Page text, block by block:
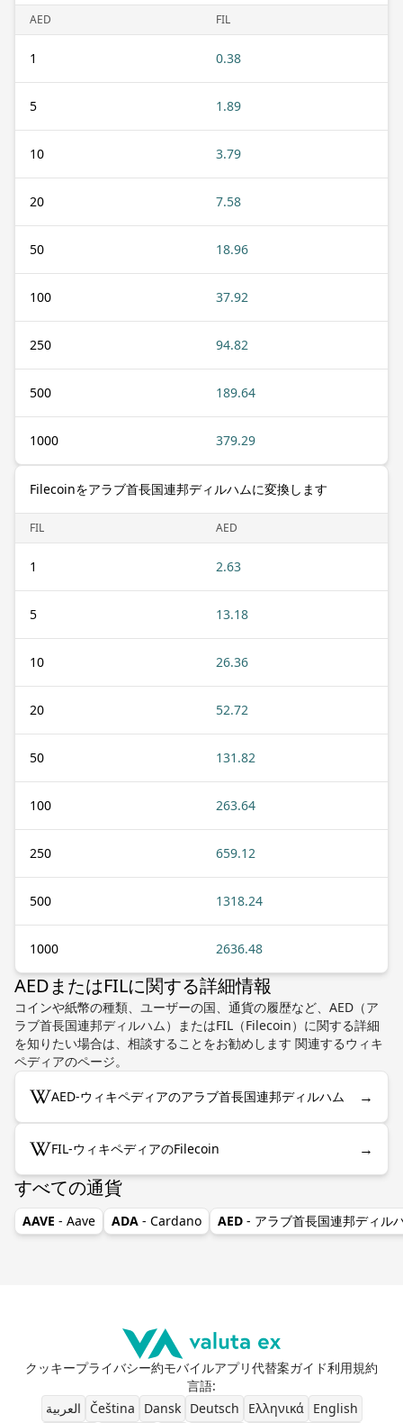
AED FIL
1 0.38
5 1.89
10 3.79
20 7.58
50 18.96
100 37.92
250 94.82
500 189.64
1000 379.29
Filecoinをアラブ首長国連邦ディルハムに変換します
FIL AED
1 2.63
5 13.18
10 26.36
20 52.72
50 131.82
100 263.64
250 659.12
500 1318.24
1000 2636.48
AEDまたはFILに関する詳細情報
コインや紙幣の種類、ユーザーの国、通貨の履歴など、AED（ア
ラブ首長国連邦ディルハム）またはFIL（Filecoin）に関する詳細
を知りたい場合は、相談することをお勧めします 関連するウィキ
ペディアのページ。
AED-ウィキペディアのアラブ首長国連邦ディルハム →
FIL-ウィキペディアのFilecoin →
すべての通貨
AAVE - Aave ADA - Cardano AED - アラブ首長国連邦ディル
クッキープライバシー約モバイルアプリ代替案ガイド利用規約
言語:
العربية
Čeština Dansk Deutsch Ελληνικά English